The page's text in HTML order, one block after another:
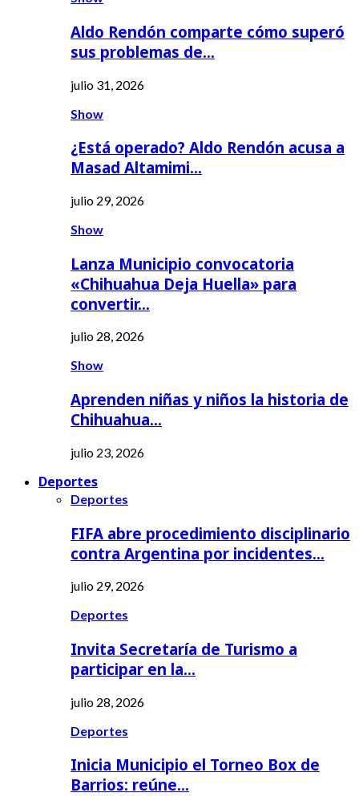
Aldo Rendón comparte cómo superó
sus problemas de…
julio 31, 2026
Show
¿Está operado? Aldo Rendón acusa a
Masad Altamimi…
julio 29, 2026
Show
Lanza Municipio convocatoria
«Chihuahua Deja Huella» para
convertir…
julio 28, 2026
Show
Aprenden niñas y niños la historia de
Chihuahua…
julio 23, 2026
Deportes
Deportes
FIFA abre procedimiento disciplinario
contra Argentina por incidentes…
julio 29, 2026
Deportes
Invita Secretaría de Turismo a
participar en la…
julio 28, 2026
Deportes
Inicia Municipio el Torneo Box de
Barrios: reúne…